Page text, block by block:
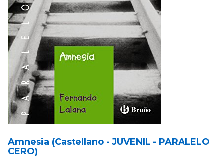
Amnesia (Castellano - JUVENIL - PARALELO
CERO)